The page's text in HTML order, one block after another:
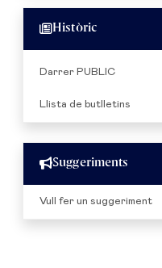
Històric
Darrer PUBLIC
Llista de butlletins
Suggeriments
Vull fer un suggeriment